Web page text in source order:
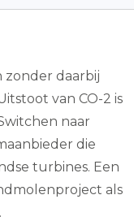
zonder daarbij
van CO-2 is
naar
die
turbines. Een
als